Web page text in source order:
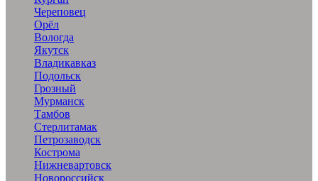
Череповец
Орёл
Вологда
Якутск
Владикавказ
Подольск
Грозный
Мурманск
Тамбов
Стерлитамак
Петрозаводск
Кострома
Нижневартовск
Новороссийск